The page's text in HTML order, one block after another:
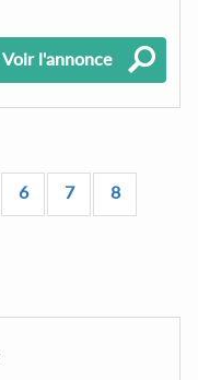
Voir l'annonce
6 7 8